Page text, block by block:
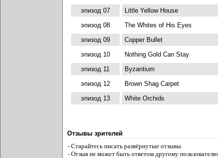
эпизод 07
Little Yellow House
эпизод 08
The Whites of His Eyes
эпизод 09
Copper Bullet
эпизод 10
Nothing Gold Can Stay
эпизод 11
Byzantium
эпизод 12
Brown Shag Carpet
эпизод 13
White Orchids
Отзывы зрителей
- Старайтесь писать развёрнутые отзывы.
- Отзыв не может быть ответом другому